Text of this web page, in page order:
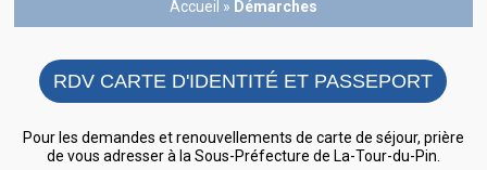
Accueil » Démarches
RDV CARTE D'IDENTITÉ ET PASSEPORT
Pour les demandes et renouvellements de carte de séjour, prière
de vous adresser à la Sous-Préfecture de La-Tour-du-Pin.